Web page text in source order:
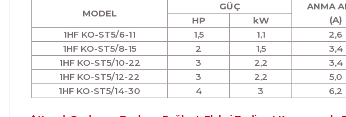
MODEL
GÜÇ
ANMA
(A)
HP
kW
1HF KO-ST5/6-11
1,5 1,1 2,6
1HF KO-ST5/8-15
2 1,5 3,4
1HF KO-ST5/10-22
3 2,2 3,4
1HF KO-ST5/12-22
3 2,2 5,0
1HF KO-ST5/14-30
4 3 6,2